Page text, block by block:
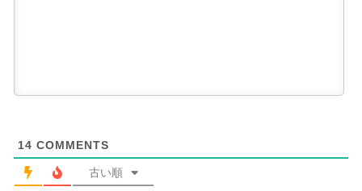
14 COMMENTS
古い順